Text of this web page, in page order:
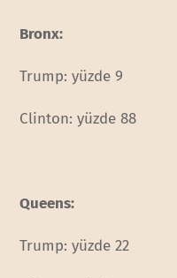
Bronx:
Trump: yüzde 9
Clinton: yüzde 88
Queens:
Trump: yüzde 22